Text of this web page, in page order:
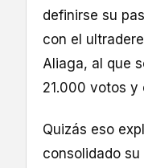
definirse su
con el
Aliaga, al que
21.000 votos y
Quizás eso
consolidado